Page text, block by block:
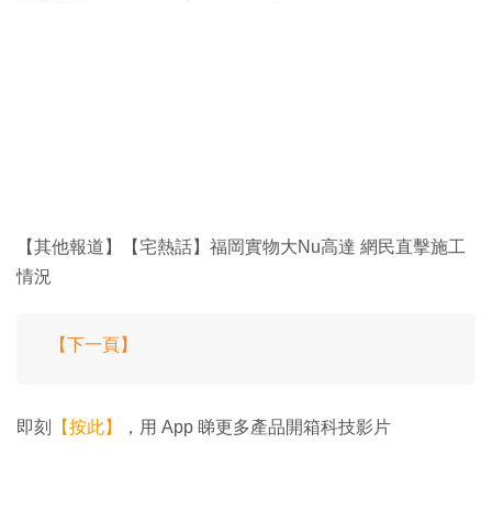
【其他報道】【宅熱話】福岡實物大Nu高達 網民直擊施工
情況
【下一頁】
即刻 【按此】 ，用 App 睇更多產品開箱科技影片